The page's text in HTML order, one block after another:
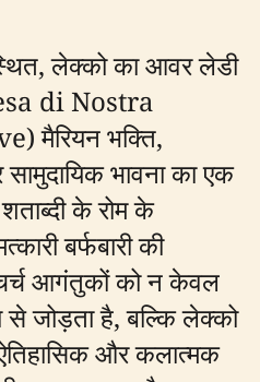
स्थित, लेक्को का आवर लेडी
di Nostra
मैरियन भक्ति,
भावना का एक
के रोम के
बर्फबारी की
आगंतुकों को न केवल
से जोड़ता है, बल्कि लेक्को
और कलात्मक